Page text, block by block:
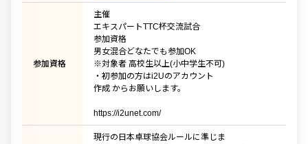
参加資格
主催
エキスパートTTC杯交流試合
参加資格
男女混合どなたでも参加OK
※対象者 高校生以上(小中学生不可)
・初参加の方はi2Uのアカウント
作成 からお願いします。
https://i2unet.com/
現行の日本卓球協会ルールに準じま